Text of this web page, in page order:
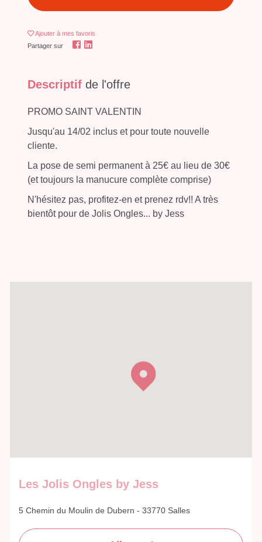
Ajouter à mes favoris
Partager sur
Descriptif de l'offre
PROMO SAINT VALENTIN
Jusqu'au 14/02 inclus et pour toute nouvelle
cliente.
La pose de semi permanent à 25€ au lieu de 30€
(et toujours la manucure complète comprise)
N'hésitez pas, profitez-en et prenez rdv!! A très
bientôt pour de Jolis Ongles... by Jess
Les Jolis Ongles by Jess
5 Chemin du Moulin de Dubern - 33770 Salles